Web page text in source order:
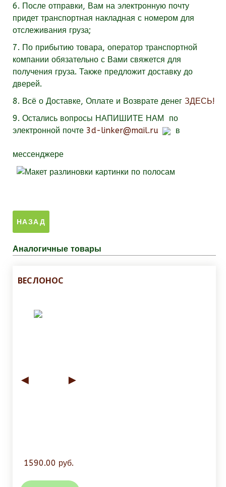
6. После отправки, Вам на электронную почту
придет транспортная накладная с номером для
отслеживания груза;
7. По прибытию товара, оператор транспортной
компании обязательно с Вами свяжется для
получения груза. Также предложит доставку до
дверей.
8. Всё о Доставке, Оплате и Возврате денег ЗДЕСЬ!
9. Остались вопросы НАПИШИТЕ НАМ
по
электронной почте 3d-linker@mail.ru в
мессенджере
Аналогичные товары
ВЕСЛОНОС
◄ ►
1590.00 руб.